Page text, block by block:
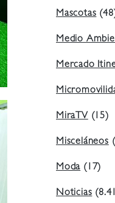
Mascotas
Medio
Mercado
MiraTV(15)
Misceláneos
Moda(17)
Noticias